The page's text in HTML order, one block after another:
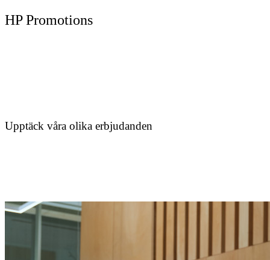
HP Promotions
Upptäck våra olika erbjudanden